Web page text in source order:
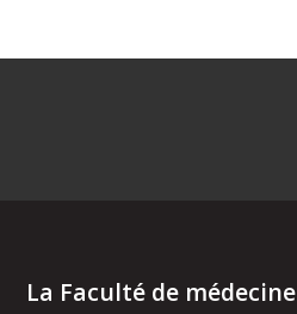
La Faculté de médecine